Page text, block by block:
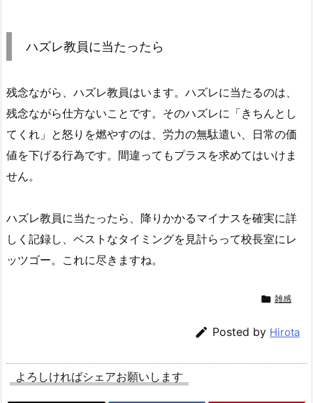
ハズレ教員に当たったら
残念ながら、ハズレ教員はいます。ハズレに当たるのは、
残念ながら仕方ないことです。そのハズレに「きちんとし
てくれ」と怒りを燃やすのは、労力の無駄遣い、日常の価
値を下げる行為です。間違ってもプラスを求めてはいけま
せん。
ハズレ教員に当たったら、降りかかるマイナスを確実に詳
しく記録し、ベストなタイミングを見計らって校長室にレ
ッツゴー。これに尽きますね。
 雑感
 Posted by Hirota
よろしければシェアお願いします